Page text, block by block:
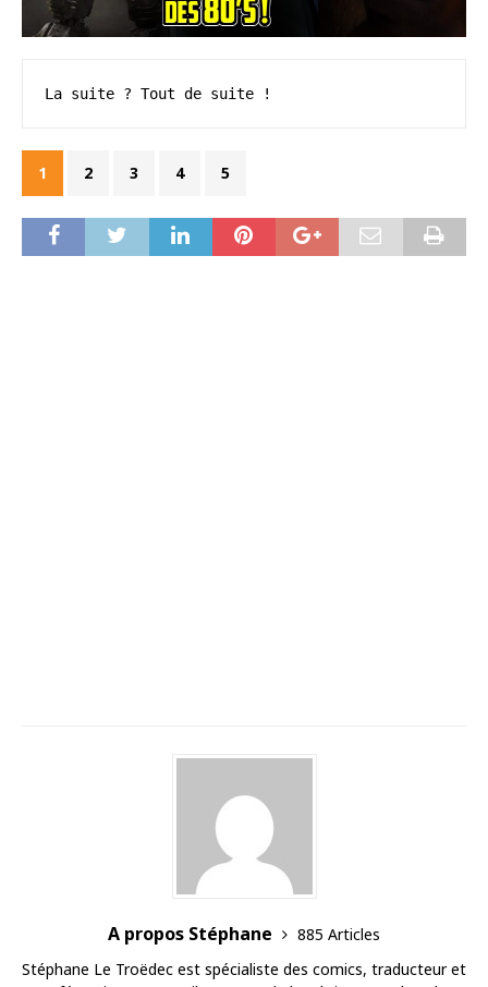
La suite ? Tout de suite !
1 2 3 4 5
A propos Stéphane
885 Articles
Stéphane Le Troëdec est spécialiste des comics, traducteur et